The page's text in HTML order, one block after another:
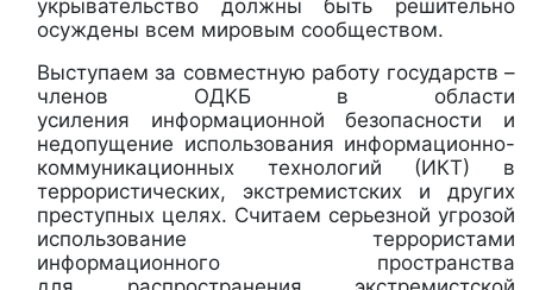
укрывательство должны быть решительно
осуждены всем мировым сообществом.
Выступаем за совместную работу государств –
членов ОДКБ в области
усиления информационной безопасности и
недопущение использования информационно-
коммуникационных технологий (ИКТ) в
террористических, экстремистских и других
преступных целях. Считаем серьезной угрозой
использование террористами
информационного пространства